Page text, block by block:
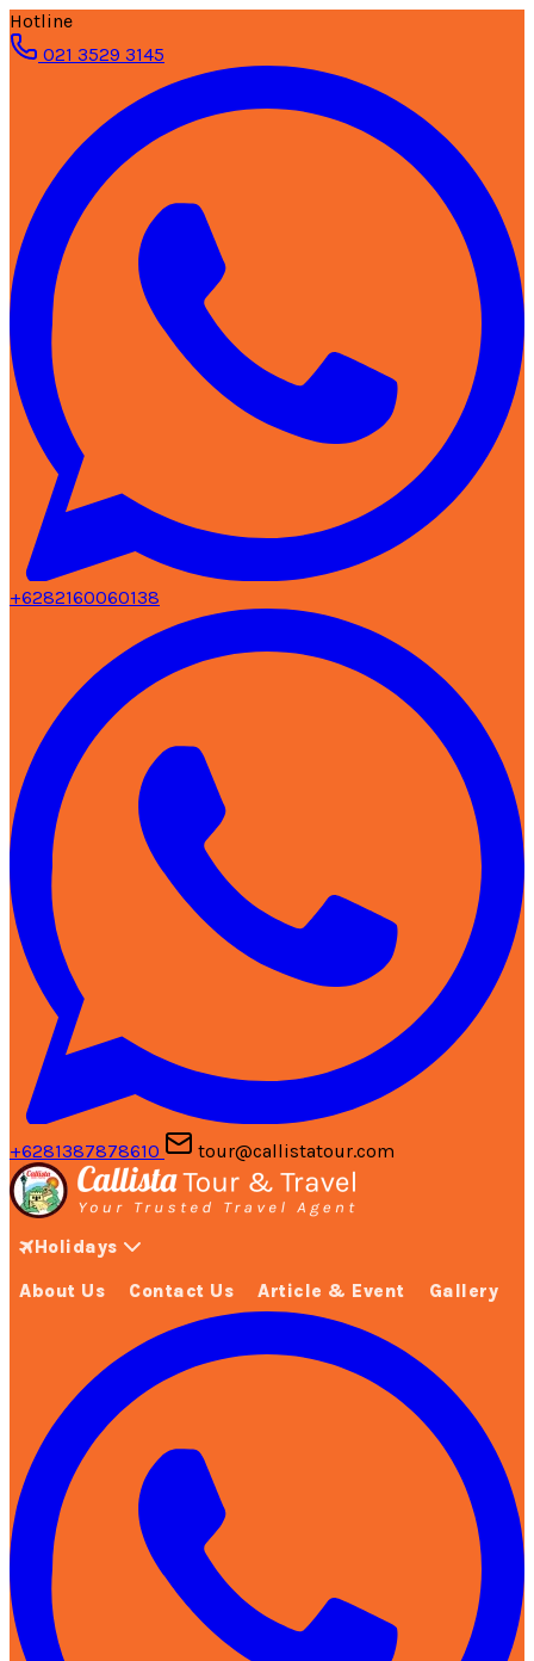
Hotline
021 3529 3145
+6282160060138
+6281387878610 tour@callistatour.com
Holidays
About Us Contact Us Article & Event Gallery